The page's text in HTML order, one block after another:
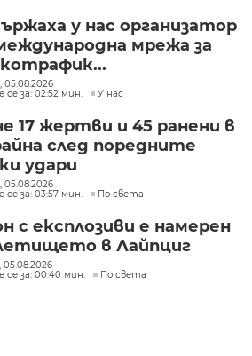
у нас организатор
мрежа за
05.08.2026
се за: 02:52 мин.
У нас
17 жертви и 45 ранени в
след поредните
удари
05.08.2026
се за: 03:57 мин.
По света
с експлозиви е намерен
в Лайпциг
05.08.2026
се за: 00:40 мин.
По света